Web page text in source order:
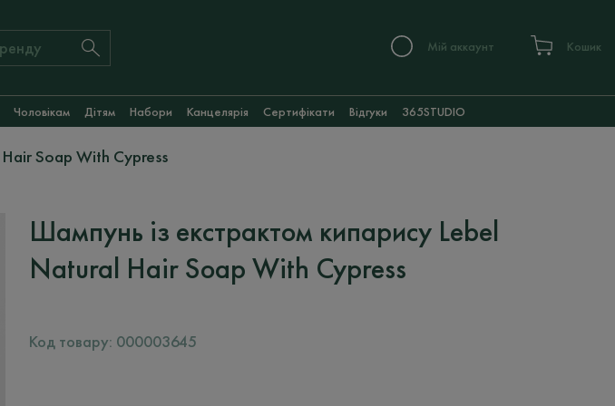
Мій аккаунт Кошик
Чоловікам Дітям Набори Канцелярія Сертифікати Відгуки 365STUDIO
Soap With Cypress
Шампунь із екстрактом кипарису Lebel
Natural Hair Soap With Cypress
Код товару: 000003645